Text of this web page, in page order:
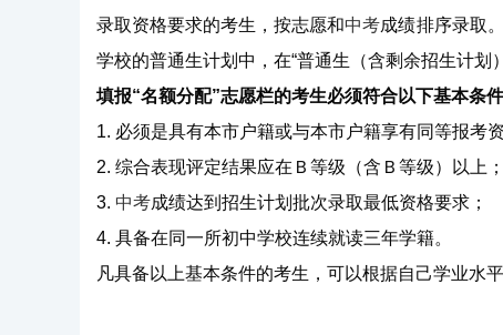
录取资格要求的考生，按志愿和中考成绩排序录取
学校的普通生计划中，在“普通生（含剩余招生计划
填报“名额分配”志愿栏的考生必须符合以下基本条件
1. 必须是具有本市户籍或与本市户籍享有同等报考
2. 综合表现评定结果应在Ｂ等级（含Ｂ等级）以上；
3. 中考成绩达到招生计划批次录取最低资格要求；
4. 具备在同一所初中学校连续就读三年学籍。
凡具备以上基本条件的考生，可以根据自己学业水